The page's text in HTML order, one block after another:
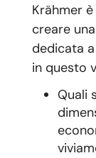
Krähmer
creare
dedicata
in questo
Quali